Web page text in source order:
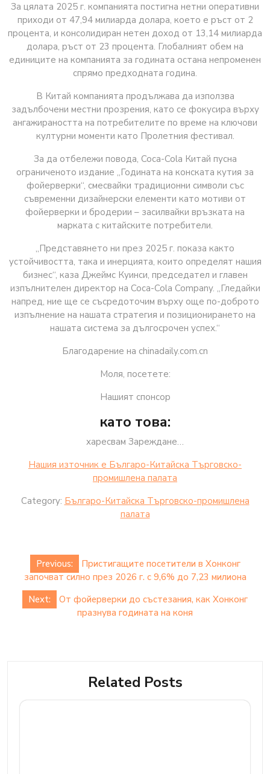
За цялата 2025 г. компанията постигна нетни оперативни
приходи от 47,94 милиарда долара, което е ръст от 2
процента, и консолидиран нетен доход от 13,14 милиарда
долара, ръст от 23 процента. Глобалният обем на
единиците на компанията за годината остана непроменен
спрямо предходната година.
В Китай компанията продължава да използва
задълбочени местни прозрения, като се фокусира върху
ангажираността на потребителите по време на ключови
културни моменти като Пролетния фестивал.
За да отбележи повода, Coca-Cola Китай пусна
ограниченото издание „Годината на конската кутия за
фойерверки“, смесвайки традиционни символи със
съвременни дизайнерски елементи като мотиви от
фойерверки и бродерии – засилвайки връзката на
марката с китайските потребители.
„Представянето ни през 2025 г. показа както
устойчивостта, така и инерцията, които определят нашия
бизнес“, каза Джеймс Куинси, председател и главен
изпълнителен директор на Coca-Cola Company. „Гледайки
напред, ние ще се съсредоточим върху още по-доброто
изпълнение на нашата стратегия и позиционирането на
нашата система за дългосрочен успех.“
Благодарение на chinadaily.com.cn
Моля, посетете:
Нашият спонсор
като това:
харесвам Зареждане…
Нашия източник е Българо-Китайска Търговско-
промишлена палaта
Category: Българо-Китайска Търговско-промишлена
палaта
Post
navigation
Previous:
Пристигащите посетители в Хонконг
започват силно през 2026 г. с 9,6% до 7,23 милиона
Next:
От фойерверки до състезания, как Хонконг
празнува годината на коня
Related Posts